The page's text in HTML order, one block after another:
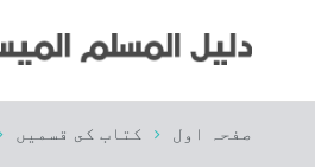
صفحہ اول كتاب كى قسميں